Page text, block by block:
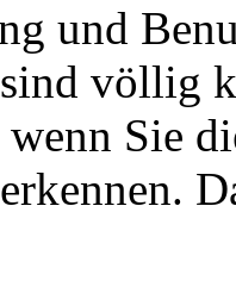
und
völlig
Sie